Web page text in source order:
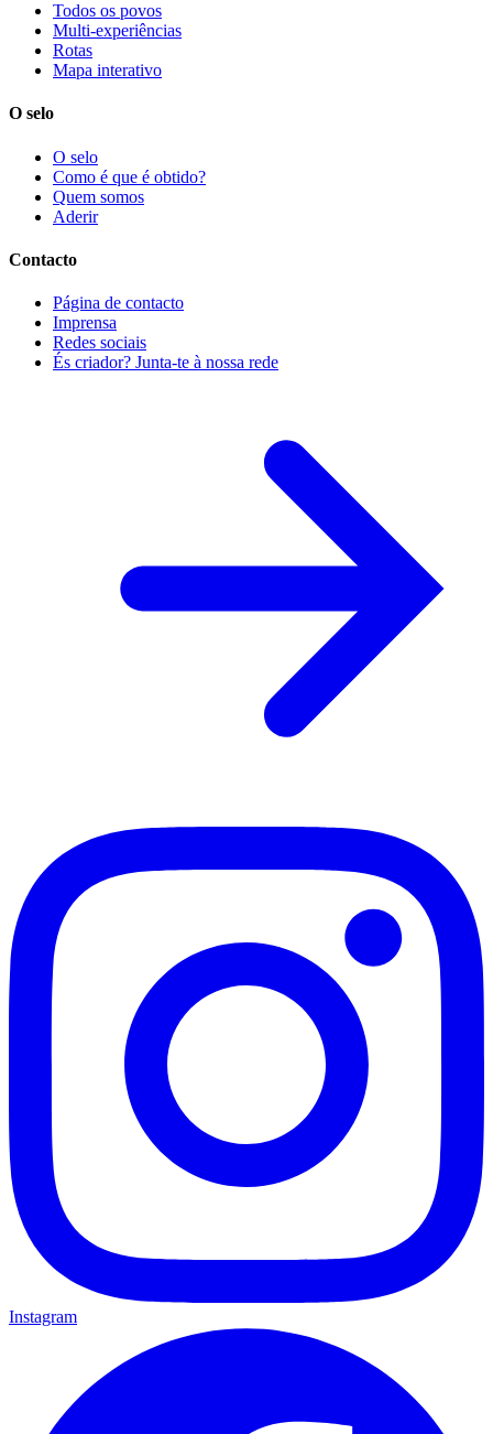
Todos os povos
Multi-experiências
Rotas
Mapa interativo
O selo
O selo
Como é que é obtido?
Quem somos
Aderir
Contacto
Página de contacto
Imprensa
Redes sociais
És criador? Junta-te à nossa rede
Instagram